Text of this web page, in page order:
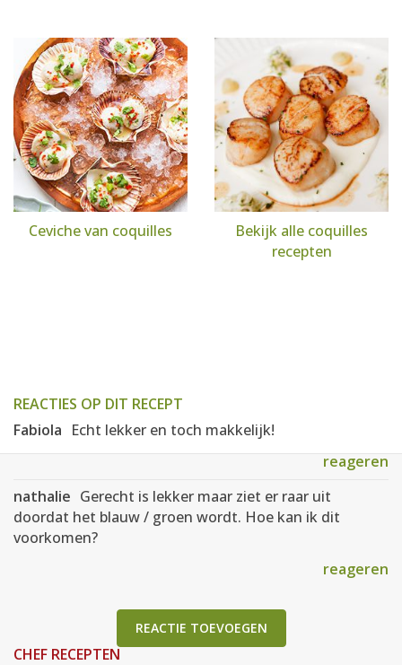
Ceviche van coquilles
Bekijk alle coquilles
recepten
REACTIES OP DIT RECEPT
Fabiola Echt lekker en toch makkelijk!
reageren
nathalie Gerecht is lekker maar ziet er raar uit
doordat het blauw / groen wordt. Hoe kan ik dit
voorkomen?
reageren
REACTIE TOEVOEGEN
CHEF RECEPTEN